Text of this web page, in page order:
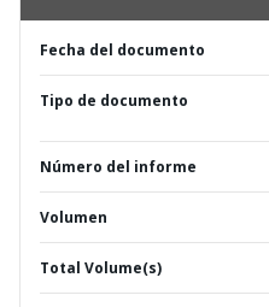
Fecha del documento
Tipo de documento
Número del informe
Volumen
Total Volume(s)